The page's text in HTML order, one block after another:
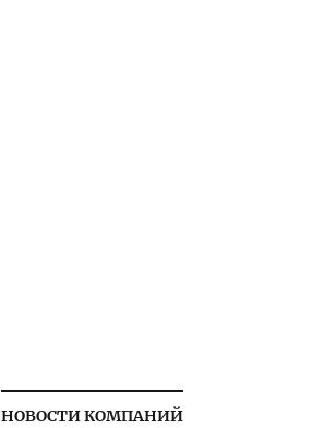
НОВОСТИ КОМПАНИЙ